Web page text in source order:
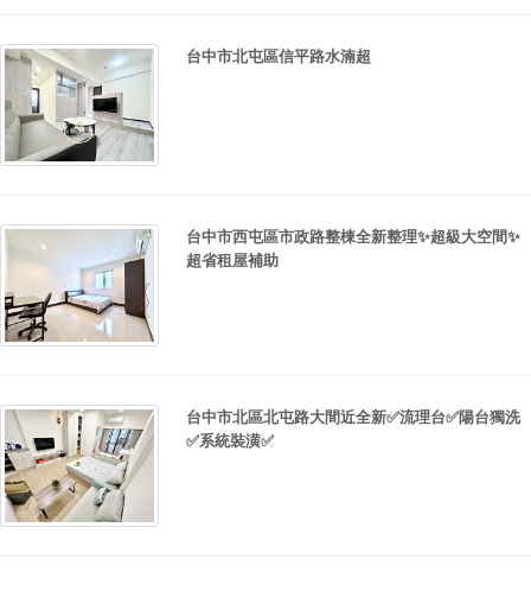
台中市北屯區信平路水湳超
台中市西屯區市政路整棟全新整理✨超級大空間✨
超省租屋補助
台中市北區北屯路大間近全新✅流理台✅陽台獨洗
✅系統裝潢✅